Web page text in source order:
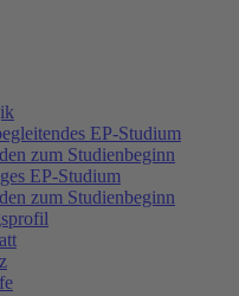
EP-Studium
zum Studienbeginn
EP-Studium
zum Studienbeginn